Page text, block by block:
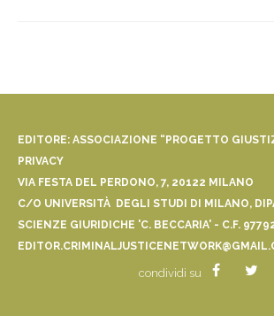
EDITORE: ASSOCIAZIONE “PROGETTO
PRIVACY
VIA FESTA DEL PERDONO, 7, 20122 MILANO
C/O UNIVERSITÀ DEGLI STUDI DI MILANO,
SCIENZE GIURIDICHE 'C. BECCARIA' - C.F.
condividi su